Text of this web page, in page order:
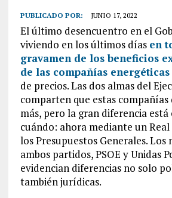
PUBLICADO POR: JUNIO 17, 2022
El último desencuentro en el
viviendo en los últimos días en
gravamen de los beneficios
de las compañías energéticas
de precios. Las dos almas del
comparten que estas
más, pero la gran diferencia
cuándo: ahora mediante un
los Presupuestos Generales. Los
ambos partidos, PSOE y Unidas
evidencian diferencias no solo
también jurídicas.